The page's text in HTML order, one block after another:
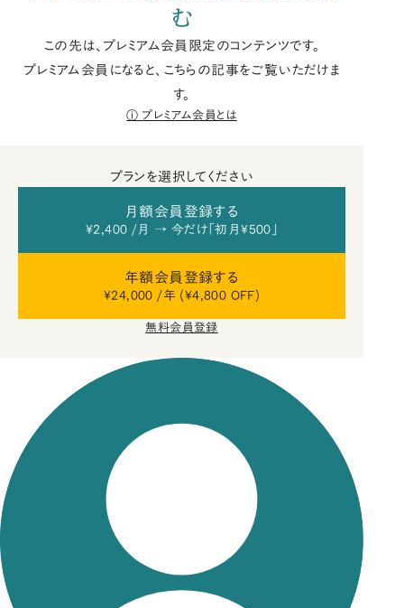
む
この先は、プレミアム会員限定のコンテンツです。
プレミアム会員になると、こちらの記事をご覧いただけま
す。
プレミアム会員とは
プランを選択してください
月額会員登録する
¥2,400 /月 → 今だけ「初月¥500」
年額会員登録する
¥24,000 /年 (¥4,800 OFF)
無料会員登録